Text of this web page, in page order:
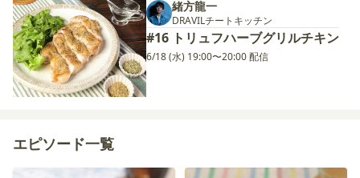
緒方龍一
DRAVILチートキッチン
#16 トリュフハーブグリルチキン
6/18 (水) 19:00〜20:00 配信
エピソード一覧